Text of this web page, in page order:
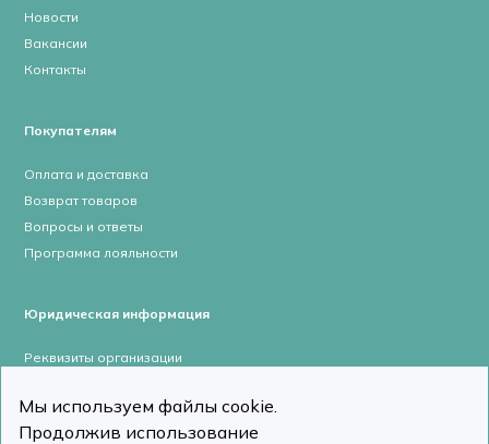
Новости
Вакансии
Контакты
Покупателям
Оплата и доставка
Возврат товаров
Вопросы и ответы
Программа лояльности
Юридическая информация
Реквизиты организации
Пользовательское соглашение
Политика конфиденциальности
Мы используем файлы cookie.
Продолжив использование